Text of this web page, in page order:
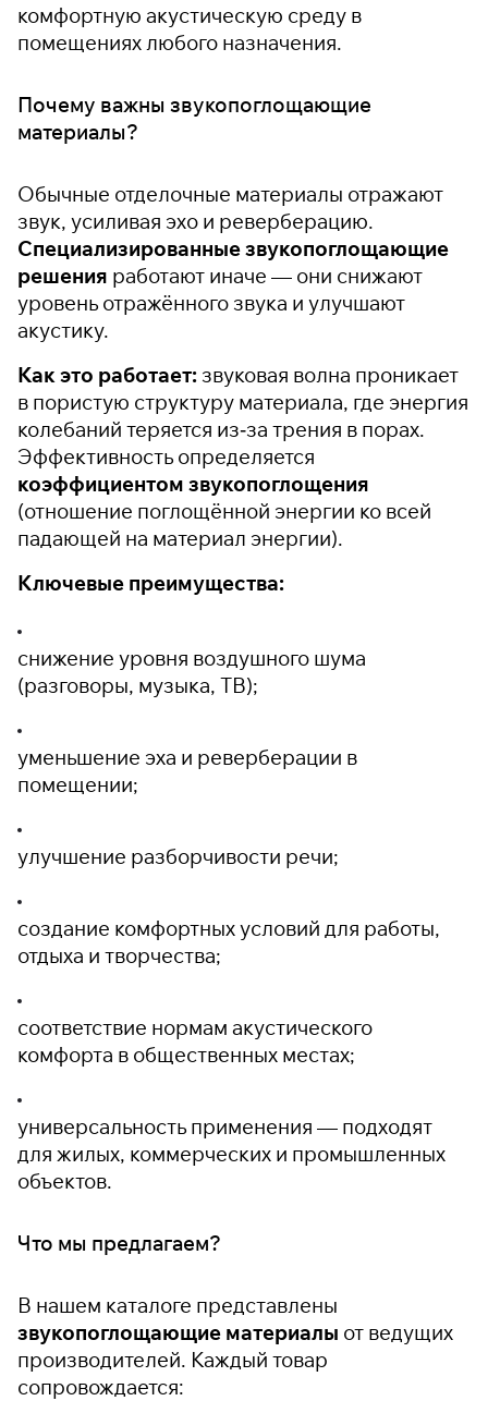
комфортную акустическую среду в
помещениях любого назначения.
Почему важны звукопоглощающие
материалы?
Обычные отделочные материалы отражают
звук, усиливая эхо и реверберацию.
Специализированные звукопоглощающие
решения работают иначе — они снижают
уровень отражённого звука и улучшают
акустику.
Как это работает: звуковая волна проникает
в пористую структуру материала, где энергия
колебаний теряется из‑за трения в порах.
Эффективность определяется
коэффициентом звукопоглощения
(отношение поглощённой энергии ко всей
падающей на материал энергии).
Ключевые преимущества:
снижение уровня воздушного шума
(разговоры, музыка, ТВ);
уменьшение эха и реверберации в
помещении;
улучшение разборчивости речи;
создание комфортных условий для работы,
отдыха и творчества;
соответствие нормам акустического
комфорта в общественных местах;
универсальность применения — подходят
для жилых, коммерческих и промышленных
объектов.
Что мы предлагаем?
В нашем каталоге представлены
звукопоглощающие материалы от ведущих
производителей. Каждый товар
сопровождается: